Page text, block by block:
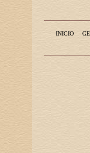
INICIO